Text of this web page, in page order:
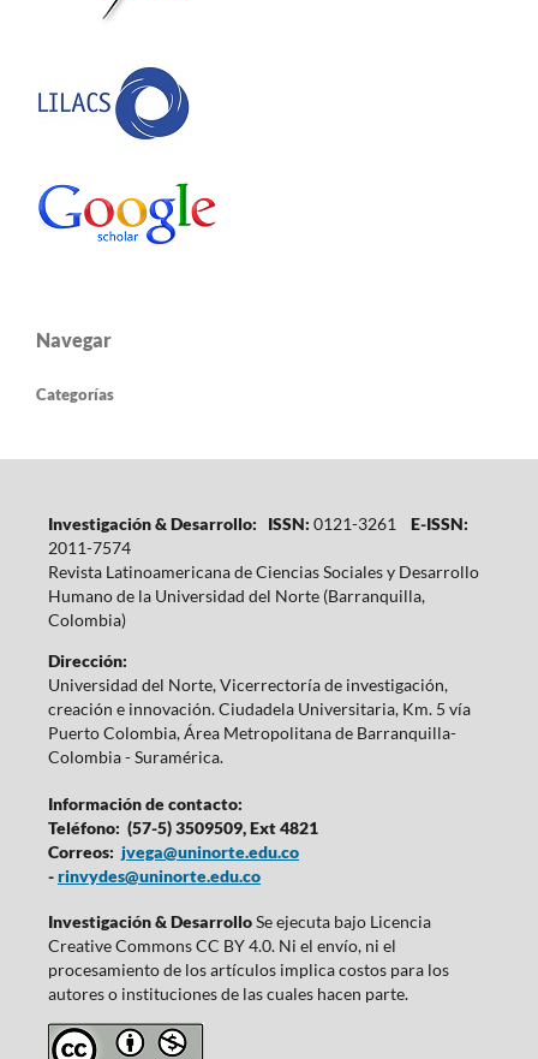
Navegar
Categorías
Investigación & Desarrollo: ISSN: 0121-3261
E-ISSN:
2011-7574
Revista Latinoamericana de Ciencias Sociales y Desarrollo
Humano de la Universidad del Norte (Barranquilla,
Colombia)
Dirección:
Universidad del Norte, Vicerrectoría de investigación,
creación e innovación. Ciudadela Universitaria, Km. 5 vía
Puerto Colombia, Área Metropolitana de Barranquilla-
Colombia - Suramérica.
Información de contacto:
Teléfono: (57-5) 3509509, Ext 4821
Correos: jvega@uninorte.edu.co
-rinvydes@uninorte.edu.co
Investigación & DesarrolloSe ejecuta bajo Licencia
Creative Commons CC BY 4.0. Ni el envío, ni el
procesamiento de los artículos implica costos para los
autores o instituciones de las cuales hacen parte.